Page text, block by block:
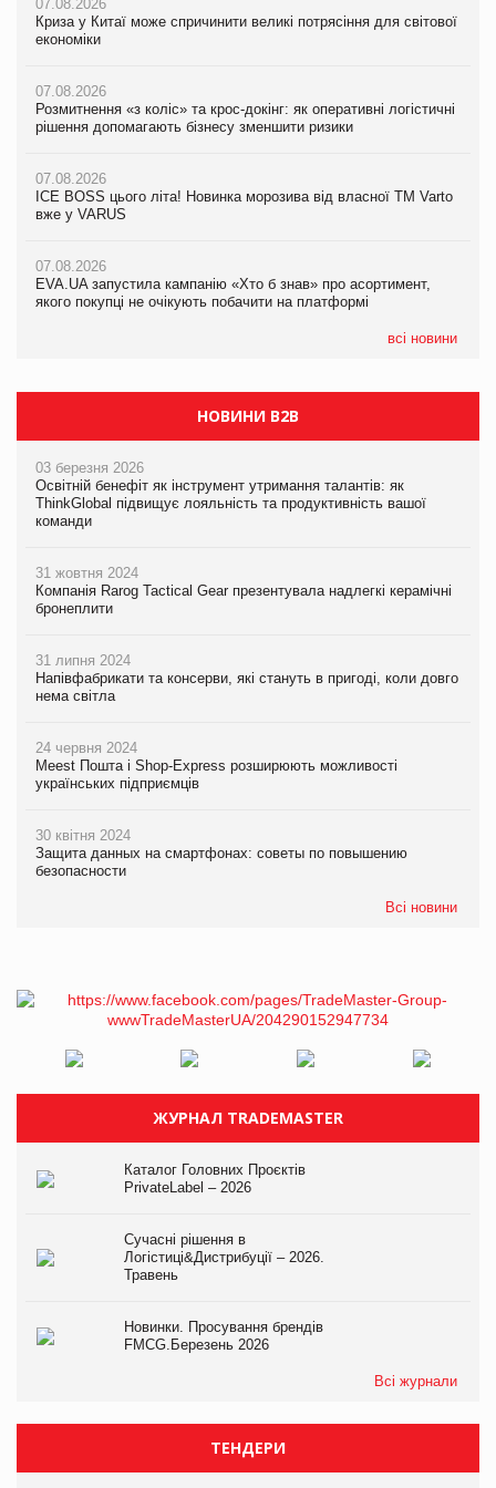
07.08.2026
Криза у Китаї може спричинити великі потрясіння для світової
економіки
07.08.2026
Розмитнення «з коліс» та крос-докінг: як оперативні логістичні
рішення допомагають бізнесу зменшити ризики
07.08.2026
ICE BOSS цього літа! Новинка морозива від власної ТМ Varto
вже у VARUS
07.08.2026
EVA.UA запустила кампанію «Хто б знав» про асортимент,
якого покупці не очікують побачити на платформі
всі новини
07.08.2026
ICE BOSS цього літа! Новинка морозива від власної ТМ Varto
07.08.2026
EVA.UA запустила кампанію «Хто б знав» про асортимент,
06.08.2026
Смачна новинка для хвостатих: у VARUS з’явилися паучі
05.08.2026
Мережа супермаркетів VARUS купує мережу магазинів
07.08.2026
Криза у Китаї може спричинити великі потрясіння для світової
економіки
07.08.2026
Kraft Heinz скоротила збиток у першому півріччі
Продажі Hugo Boss впали на 9%
НОВИНИ B2B
03 березня 2026
Освітній бенефіт як інструмент утримання талантів: як
ThinkGlobal підвищує лояльність та продуктивність вашої
команди
31 жовтня 2024
Компанія Rarog Tactical Gear презентувала надлегкі керамічні
бронеплити
31 липня 2024
Напівфабрикати та консерви, які стануть в пригоді, коли довго
нема світла
24 червня 2024
Meest Пошта і Shop-Express розширюють можливості
українських підприємців
30 квітня 2024
Защита данных на смартфонах: советы по повышению
безопасности
Всі новини
ЖУРНАЛ TRADEMASTER
Каталог Головних Проєктів
PrivateLabel – 2026
Сучасні рішення в
Логістиці&Дистрибуції – 2026.
Травень
Новинки. Просування брендів
FMCG.Березень 2026
Всі журнали
ТЕНДЕРИ